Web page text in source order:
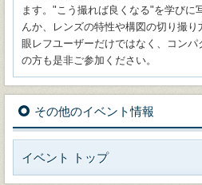
ます。"こう撮れば良くなる"を学びに
んか、レンズの特性や構図の切り撮
眼レフユーザーだけではなく、コン
の方も是非ご参加ください。
その他のイベント情報
イベント トップ